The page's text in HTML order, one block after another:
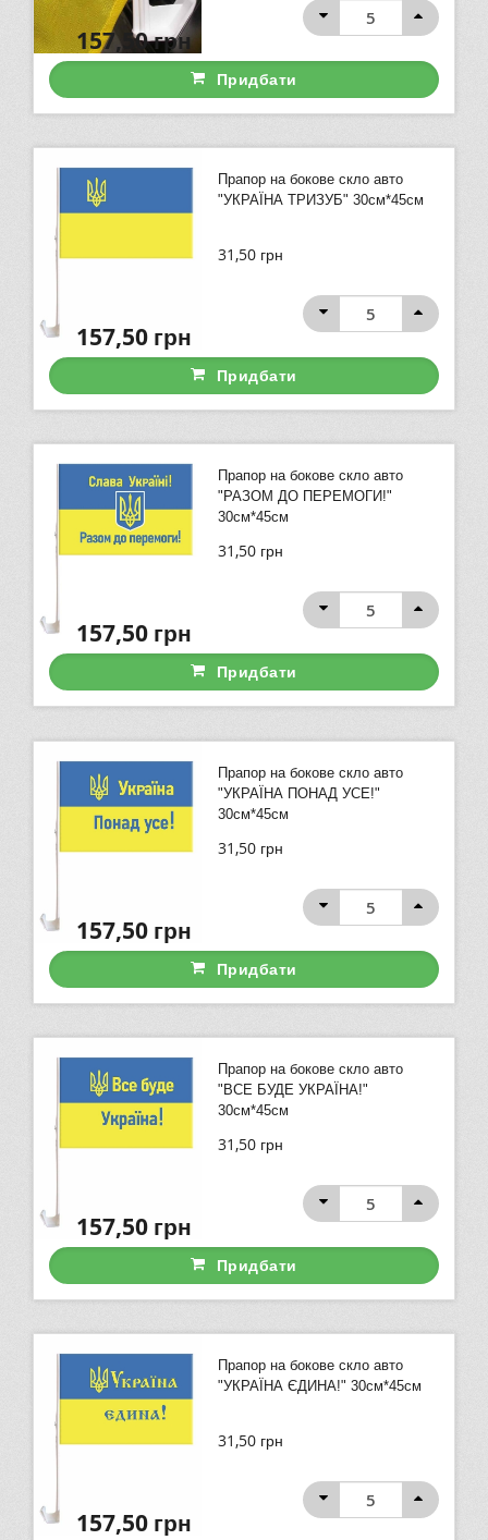
157,50грн
Придбати
Прапор на бокове скло авто
"УКРАЇНА ТРИЗУБ" 30см*45см
31,50 грн
157,50грн
Придбати
Прапор на бокове скло авто
"РАЗОМ ДО ПЕРЕМОГИ!"
30см*45см
31,50 грн
157,50грн
Придбати
Прапор на бокове скло авто
"УКРАЇНА ПОНАД УСЕ!"
30см*45см
31,50 грн
157,50грн
Придбати
Прапор на бокове скло авто
"ВСЕ БУДЕ УКРАЇНА!"
30см*45см
31,50 грн
157,50грн
Придбати
Прапор на бокове скло авто
"УКРАЇНА ЄДИНА!" 30см*45см
31,50 грн
157,50грн